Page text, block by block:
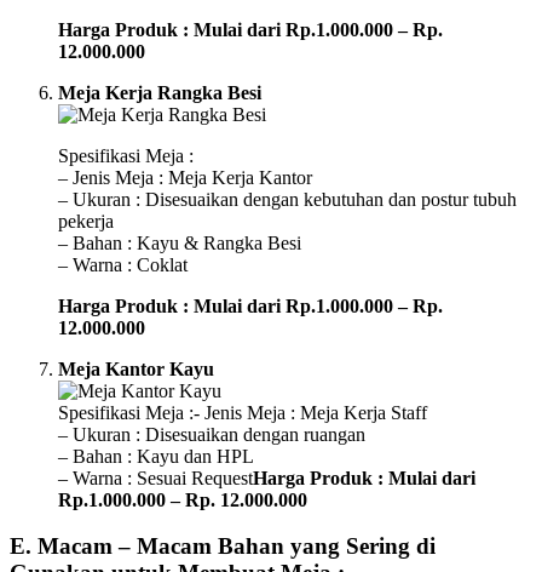
Harga Produk : Mulai dari Rp.1.000.000 – Rp.
12.000.000
Meja Kerja Rangka Besi
Spesifikasi Meja :
– Jenis Meja : Meja Kerja Kantor
– Ukuran : Disesuaikan dengan kebutuhan dan postur tubuh
pekerja
– Bahan : Kayu & Rangka Besi
– Warna : Coklat
Harga Produk : Mulai dari Rp.1.000.000 – Rp.
12.000.000
Meja Kantor Kayu
Spesifikasi Meja :- Jenis Meja : Meja Kerja Staff
– Ukuran : Disesuaikan dengan ruangan
– Bahan : Kayu dan HPL
– Warna : Sesuai RequestHarga Produk : Mulai dari
Rp.1.000.000 – Rp. 12.000.000
E. Macam – Macam Bahan yang Sering di